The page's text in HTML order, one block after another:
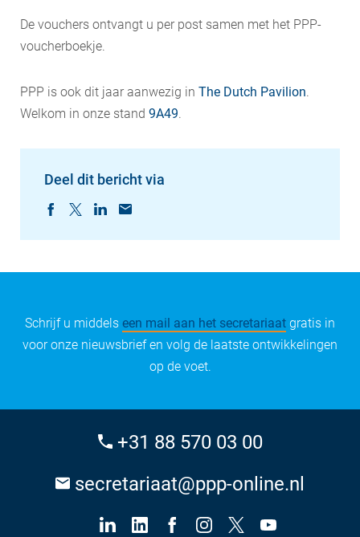
De vouchers ontvangt u per post samen met het PPP-
voucherboekje.
PPP is ook dit jaar aanwezig in The Dutch Pavilion.
Welkom in onze stand 9A49.
Deel dit bericht via
Schrijf u middels een mail aan het secretariaat gratis in
voor onze nieuwsbrief en volg de laatste ontwikkelingen
op de voet.
+31 88 570 03 00
secretariaat@ppp-online.nl